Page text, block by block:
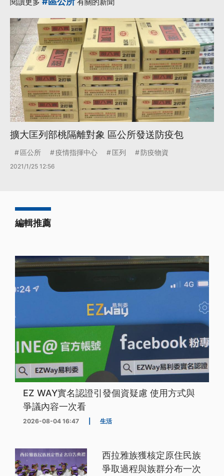
擴大匡列部桃隔離對象 區公所發送防疫包
區公所 疫情指揮中心 匡列 防疫物資
2021/1/25 12:56
編輯推薦
EZ WAY實名認證引發個資疑慮 使用方式與
爭議內容一次看
2026-08-04 16:47 生活
西拉雅族獲核定原住民族
爭取過程與族群分布一次